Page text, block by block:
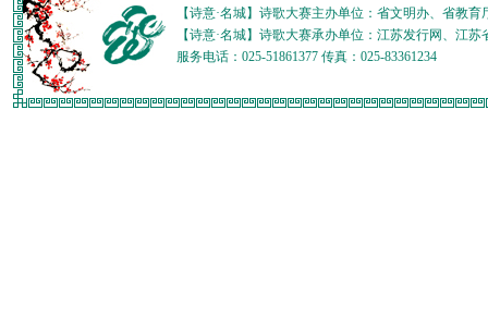
【诗意·名城】诗歌大赛主办单位：省文明办、省教
【诗意·名城】诗歌大赛承办单位：江苏发行网、江
服务电话：025-51861377 传真：025-83361234